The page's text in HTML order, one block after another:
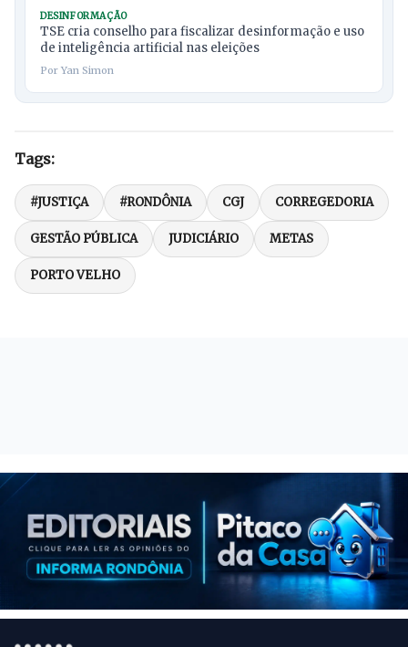
DESINFORMAÇÃO
TSE cria conselho para fiscalizar desinformação e uso
de inteligência artificial nas eleições
Por Yan Simon
Tags:
#JUSTIÇA #RONDÔNIA CGJ CORREGEDORIA
GESTÃO PÚBLICA JUDICIÁRIO METAS
PORTO VELHO